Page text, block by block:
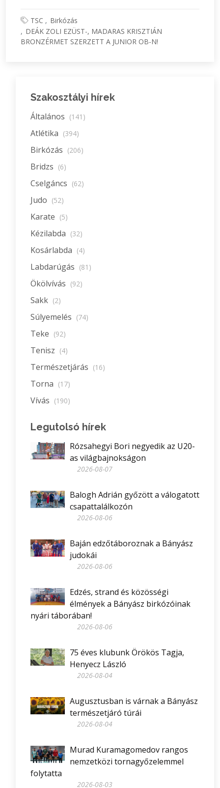
TSC
Birkózás
DEÁK ZOLI EZÜST-, MADARAS KRISZTIÁN
BRONZÉRMET SZERZETT A JUNIOR OB-N!
Szakosztályi hírek
Általános (141)
Atlétika (394)
Birkózás (206)
Bridzs (6)
Cselgáncs (62)
Judo (52)
Karate (5)
Kézilabda (32)
Kosárlabda (4)
Labdarúgás (81)
Ökölvívás (92)
Sakk (2)
Súlyemelés (74)
Teke (92)
Tenisz (4)
Természetjárás (16)
Torna (17)
Vívás (190)
Legutolsó hírek
Rózsahegyi Bori negyedik az U20-
as világbajnokságon
2026-08-07
Balogh Adrián győzött a válogatott
csapattalálkozón
2026-08-06
Baján edzőtáboroznak a Bányász
judokái
2026-08-06
Edzés, strand és közösségi
élmények a Bányász birkózóinak
nyári táborában!
2026-08-06
75 éves klubunk Örökös Tagja,
Henyecz László
2026-08-04
Augusztusban is várnak a Bányász
természetjáró túrái
2026-08-04
Murad Kuramagomedov rangos
nemzetközi tornagyőzelemmel
folytatta
2026-08-03